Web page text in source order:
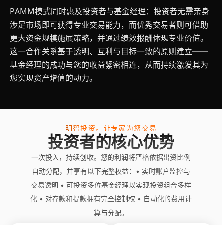
PAMM模式同时惠及投资者与基金经理：投资者无需亲身
涉足市场即可获得专业交易能力，而优秀交易者则可借助
更大资金规模施展策略，并通过绩效报酬体现专业价值。
这一合作关系基于透明、互利与目标一致的原则建立——
基金经理的成功与您的收益紧密相连，从而持续激发其为
您实现资产增值的动力。
明智投资。让专家为您交易
投资者的核心优势
一次投入，持续创收。您的利润将严格依据出资比例
自动分配，并享有以下完整权益：• 实时账户监控与
交易透明 • 可投资多位基金经理以实现投资组合多样
化 • 对存款和提款拥有完全控制权 • 自动化的费用计
算与分配。